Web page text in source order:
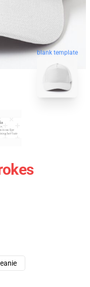
blank template